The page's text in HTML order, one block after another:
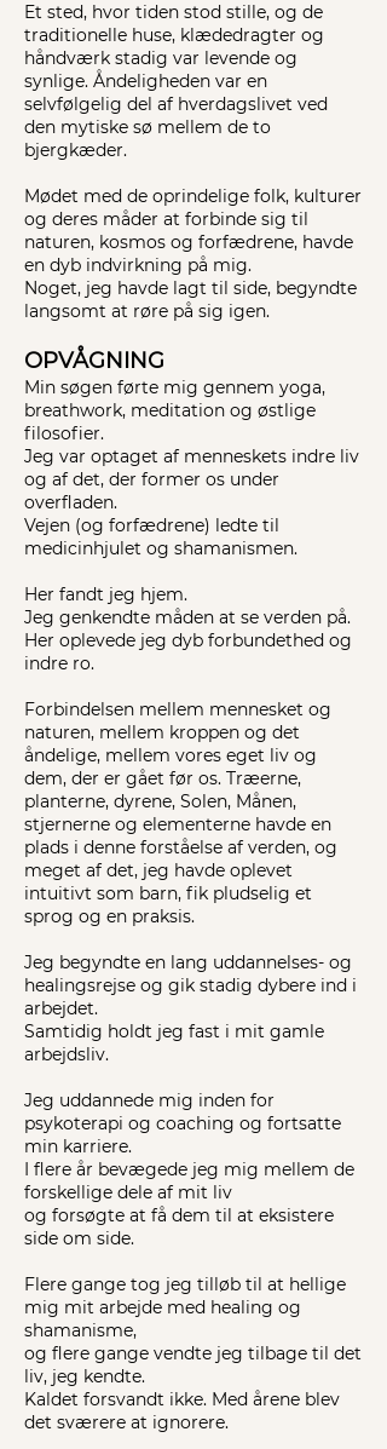
Et sted, hvor tiden stod stille, og de
traditionelle huse, klædedragter og
håndværk stadig var levende og
synlige. Åndeligheden var en
selvfølgelig del af hverdagslivet ved
den mytiske sø mellem de to
bjergkæder.
Mødet med de oprindelige folk, kulturer
og deres måder at forbinde sig til
naturen, kosmos og forfædrene, havde
en dyb indvirkning på mig. ​
Noget, jeg havde lagt til side, begyndte
langsomt at røre på sig igen.
OPVÅGNING
Min søgen førte mig gennem yoga,
breathwork, meditation og østlige
filosofier.
Jeg var optaget af menneskets indre liv
og af det, der former os under
overfladen.
Vejen (og forfædrene) ledte til
medicinhjulet og shamanismen.
Her fandt jeg hjem.
Jeg genkendte måden at se verden på.
Her oplevede jeg dyb forbundethed og
indre ro.
Forbindelsen mellem mennesket og
naturen, mellem kroppen og det
åndelige, mellem vores eget liv og
dem, der er gået før os. Træerne,
planterne, dyrene, Solen, Månen,
stjernerne og elementerne havde en
plads i denne forståelse af verden, og
meget af det, jeg havde oplevet
intuitivt som barn, fik pludselig et
sprog og en praksis.
Jeg begyndte en lang uddannelses- og
healingsrejse og gik stadig dybere ind i
arbejdet.
Samtidig holdt jeg fast i mit gamle
arbejdsliv.
Jeg uddannede mig inden for
psykoterapi og coaching og fortsatte
min karriere.
I flere år bevægede jeg mig mellem de
forskellige dele af mit liv
og forsøgte at få dem til at eksistere
side om side.
Flere gange tog jeg tilløb til at hellige
mig mit arbejde med healing og
shamanisme,
og flere gange vendte jeg tilbage til det
liv, jeg kendte.
Kaldet forsvandt ikke. Med årene blev
det sværere at ignorere.